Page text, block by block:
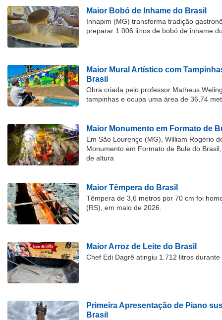
Maior Bobó de Inhame do Brasil
Inhapim (MG) transforma tradição
preparar 1.006 litros de bobó de inhame
Maior Mural Artístico com
Brasil
Obra criada pelo professor Matheus
tampinhas e ocupa uma área de 36,74
Maior Monumento em Formato de
Em São Lourenço (MG), William Rogério
Monumento em Formato de Bule do
de altura
Maior Têmpera do Brasil
Têmpera de 3,6 metros por 70 cm foi
(RS), em maio de 2026.
Maior Arroz de Leite do Brasil
Chef Edi Dagrê atingiu 1.712 litros
Primeira Apresentação de Piano
Brasil